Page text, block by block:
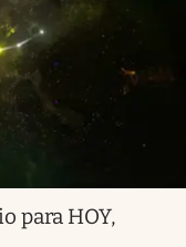
para HOY,